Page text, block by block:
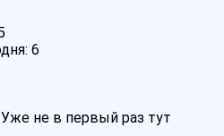
6
Уже не в первый раз тут